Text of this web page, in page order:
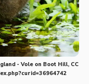
- Vole on Boot Hill, CC